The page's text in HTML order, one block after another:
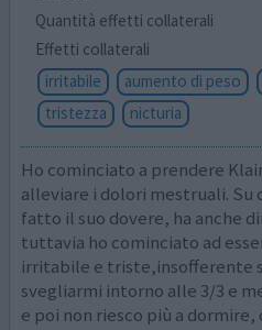
Quantità effetti collaterali
Effetti collaterali
irritabile
aumento di peso
tristezza
nicturia
Ho cominciato a prendere
alleviare i dolori mestruali.
fatto il suo dovere, ha anche
tuttavia ho cominciato ad
irritabile e triste,insofferente
svegliarmi intorno alle 3/3 e
e poi non riesco più a dormire,